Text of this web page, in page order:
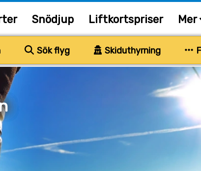
Snödjup Liftkortspriser Mer
Sök flyg Skiduthyrning